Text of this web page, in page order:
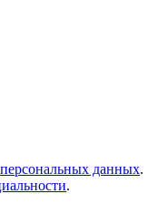
персональных данных.
.